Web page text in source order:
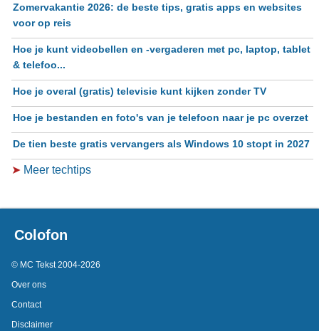
Zomervakantie 2026: de beste tips, gratis apps en websites
voor op reis
Hoe je kunt videobellen en -vergaderen met pc, laptop, tablet
& telefoo...
Hoe je overal (gratis) televisie kunt kijken zonder TV
Hoe je bestanden en foto's van je telefoon naar je pc overzet
De tien beste gratis vervangers als Windows 10 stopt in 2027
➤ Meer techtips
Colofon
© MC Tekst 2004-2026
Over ons
Contact
Disclaimer